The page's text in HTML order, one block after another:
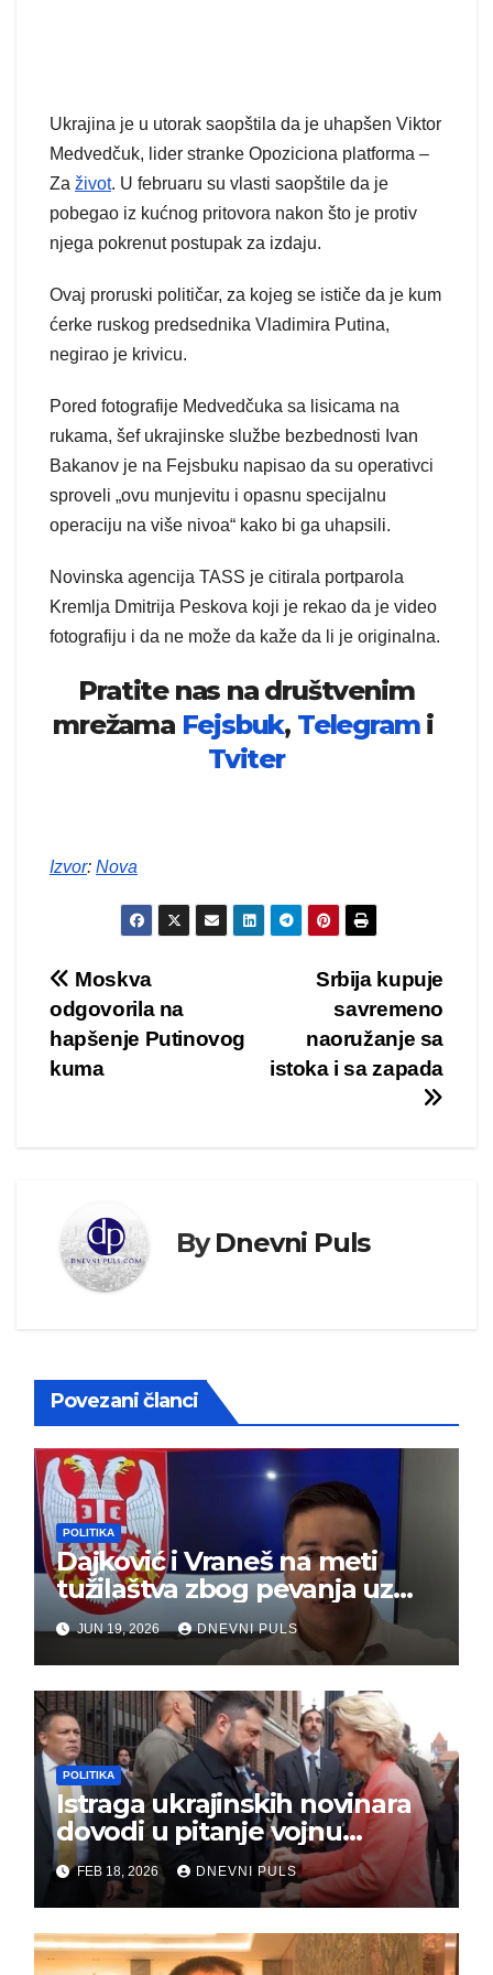
Ukrajina je u utorak saopštila da je uhapšen Viktor
Medvedčuk, lider stranke Opoziciona platforma –
Za život. U februaru su vlasti saopštile da je
pobegao iz kućnog pritovora nakon što je protiv
njega pokrenut postupak za izdaju.
Ovaj proruski političar, za kojeg se ističe da je kum
ćerke ruskog predsednika Vladimira Putina,
negirao je krivicu.
Pored fotografije Medvedčuka sa lisicama na
rukama, šef ukrajinske službe bezbednosti Ivan
Bakanov je na Fejsbuku napisao da su operativci
sproveli „ovu munjevitu i opasnu specijalnu
operaciju na više nivoa“ kako bi ga uhapsili.
Novinska agencija TASS je citirala portparola
Kremlja Dmitrija Peskova koji je rekao da je video
fotografiju i da ne može da kaže da li je originalna.
Pratite nas na društvenim
mrežama Fejsbuk, Telegrami
Tviter
Izvor: Nova
Kretanje
članka
Srbija kupuje
savremeno
naoružanje sa
istoka i sa zapada
Moskva
odgovorila na
hapšenje Putinovog
kuma
ByDnevni Puls
Povezani članci
POLITIKA
Dajković i Vraneš na meti
tužilaštva zbog pevanja uz
gusle
JUN 19, 2026 DNEVNI PULS
POLITIKA
Istraga ukrajinskih novinara
dovodi u pitanje vojnu
pomoć Kijevu – Vojna pomoć
skrenula sa puta!
FEB 18, 2026 DNEVNI PULS